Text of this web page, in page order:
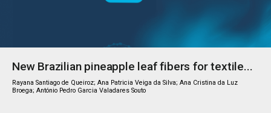
New Brazilian pineapple leaf fibers for textile...
Rayana Santiago de Queiroz; Ana Patricia Veiga da Silva; Ana Cristina da Luz
Broega; António Pedro Garcia Valadares Souto